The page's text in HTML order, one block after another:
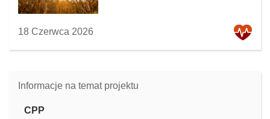
18 Czerwca 2026
Informacje na temat projektu
CPP